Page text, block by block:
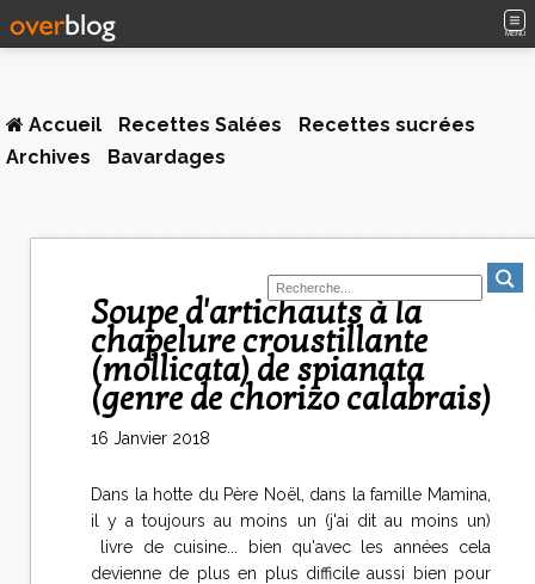
MENU
Accueil Recettes Salées
Recettes sucrées
Archives
Bavardages
Soupe d'artichauts à la
chapelure croustillante
(mollicata) de spianata
(genre de chorizo calabrais)
16 Janvier 2018
Dans la hotte du Père Noël, dans la famille Mamina,
il y a toujours au moins un (j'ai dit au moins un)
livre de cuisine... bien qu'avec les années cela
devienne de plus en plus difficile aussi bien pour